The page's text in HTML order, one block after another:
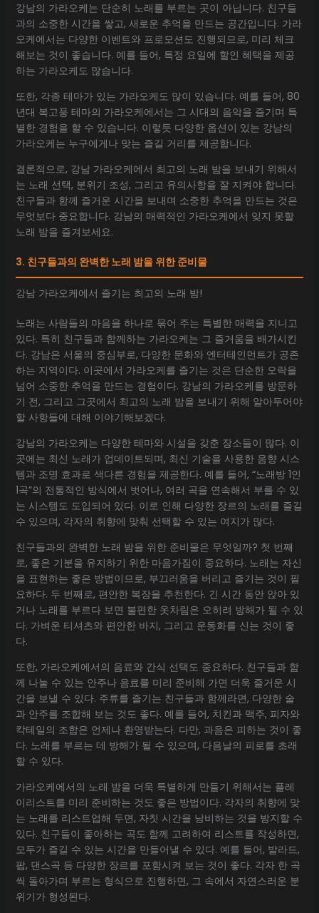
강남의 가라오케는 단순히 노래를 부르는 곳이 아닙니다. 친구들
과의 소중한 시간을 쌓고, 새로운 추억을 만드는 공간입니다. 가라
오케에서는 다양한 이벤트와 프로모션도 진행되므로, 미리 체크
해보는 것이 좋습니다. 예를 들어, 특정 요일에 할인 혜택을 제공
하는 가라오케도 많습니다.
또한, 각종 테마가 있는 가라오케도 많이 있습니다. 예를 들어, 80
년대 복고풍 테마의 가라오케에서는 그 시대의 음악을 즐기며 특
별한 경험을 할 수 있습니다. 이렇듯 다양한 옵션이 있는 강남의
가라오케는 누구에게나 맞는 즐길 거리를 제공합니다.
결론적으로, 강남 가라오케에서 최고의 노래 밤을 보내기 위해서
는 노래 선택, 분위기 조성, 그리고 유의사항을 잘 지켜야 합니다.
친구들과 함께 즐거운 시간을 보내며 소중한 추억을 만드는 것은
무엇보다 중요합니다. 강남의 매력적인 가라오케에서 잊지 못할
노래 밤을 즐겨보세요.
3. 친구들과의 완벽한 노래 밤을 위한 준비물
강남 가라오케에서 즐기는 최고의 노래 밤!
노래는 사람들의 마음을 하나로 묶어 주는 특별한 매력을 지니고
있다. 특히 친구들과 함께하는 가라오케는 그 즐거움을 배가시킨
다. 강남은 서울의 중심부로, 다양한 문화와 엔터테인먼트가 공존
하는 지역이다. 이곳에서 가라오케를 즐기는 것은 단순한 오락을
넘어 소중한 추억을 만드는 경험이다. 강남의 가라오케를 방문하
기 전, 그리고 그곳에서 최고의 노래 밤을 보내기 위해 알아두어야
할 사항들에 대해 이야기해보겠다.
강남의 가라오케는 다양한 테마와 시설을 갖춘 장소들이 많다. 이
곳에는 최신 노래가 업데이트되며, 최신 기술을 사용한 음향 시스
템과 조명 효과로 색다른 경험을 제공한다. 예를 들어, “노래방 1인
1곡”의 전통적인 방식에서 벗어나, 여러 곡을 연속해서 부를 수 있
는 시스템도 도입되어 있다. 이로 인해 다양한 장르의 노래를 즐길
수 있으며, 각자의 취향에 맞춰 선택할 수 있는 여지가 많다.
친구들과의 완벽한 노래 밤을 위한 준비물은 무엇일까? 첫 번째
로, 좋은 기분을 유지하기 위한 마음가짐이 중요하다. 노래는 자신
을 표현하는 좋은 방법이므로, 부끄러움을 버리고 즐기는 것이 필
요하다. 두 번째로, 편안한 복장을 추천한다. 긴 시간 동안 앉아 있
거나 노래를 부르다 보면 불편한 옷차림은 오히려 방해가 될 수 있
다. 가벼운 티셔츠와 편안한 바지, 그리고 운동화를 신는 것이 좋
다.
또한, 가라오케에서의 음료와 간식 선택도 중요하다. 친구들과 함
께 나눌 수 있는 안주나 음료를 미리 준비해 가면 더욱 즐거운 시
간을 보낼 수 있다. 주류를 즐기는 친구들과 함께라면, 다양한 술
과 안주를 조합해 보는 것도 좋다. 예를 들어, 치킨과 맥주, 피자와
칵테일의 조합은 언제나 환영받는다. 다만, 과음은 피하는 것이 좋
다. 노래를 부르는 데 방해가 될 수 있으며, 다음날의 피로를 초래
할 수 있다.
가라오케에서의 노래 밤을 더욱 특별하게 만들기 위해서는 플레
이리스트를 미리 준비하는 것도 좋은 방법이다. 각자의 취향에 맞
는 노래를 리스트업해 두면, 자칫 시간을 낭비하는 것을 방지할 수
있다. 친구들이 좋아하는 곡도 함께 고려하여 리스트를 작성하면,
모두가 즐길 수 있는 시간을 만들어낼 수 있다. 예를 들어, 발라드,
팝, 댄스곡 등 다양한 장르를 포함시켜 보는 것이 좋다. 각자 한 곡
씩 돌아가며 부르는 형식으로 진행하면, 그 속에서 자연스러운 분
위기가 형성된다.